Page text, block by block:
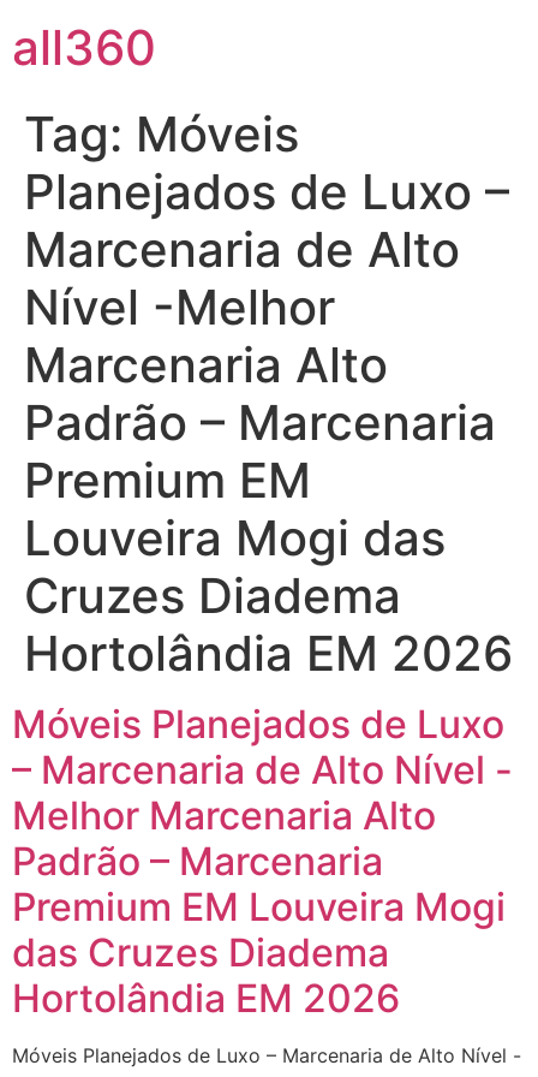
all360
Tag: Móveis
Planejados de Luxo –
Marcenaria de Alto
Nível -Melhor
Marcenaria Alto
Padrão – Marcenaria
Premium EM
Louveira Mogi das
Cruzes Diadema
Hortolândia EM 2026
Móveis Planejados de Luxo
– Marcenaria de Alto Nível -
Melhor Marcenaria Alto
Padrão – Marcenaria
Premium EM Louveira Mogi
das Cruzes Diadema
Hortolândia EM 2026
Móveis Planejados de Luxo – Marcenaria de Alto Nível -